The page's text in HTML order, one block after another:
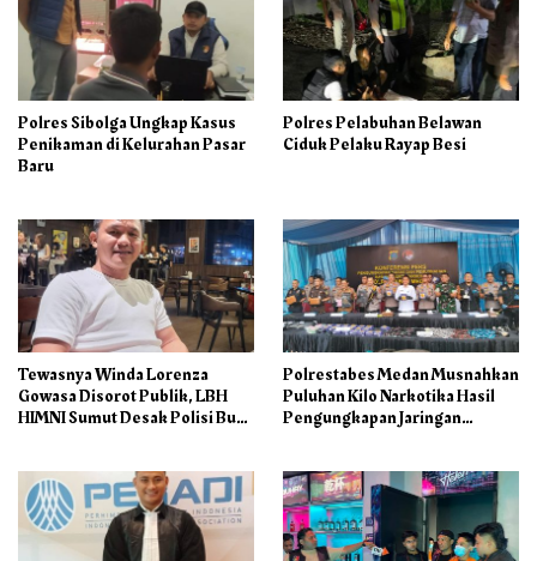
Polres Sibolga Ungkap Kasus
Penikaman di Kelurahan Pasar
Baru
Polres Pelabuhan Belawan
Ciduk Pelaku Rayap Besi
Tewasnya Winda Lorenza
Gowasa Disorot Publik, LBH
HIMNI Sumut Desak Polisi Buka
Polrestabes Medan Musnahkan
Puluhan Kilo Narkotika Hasil
Pengungkapan Jaringan